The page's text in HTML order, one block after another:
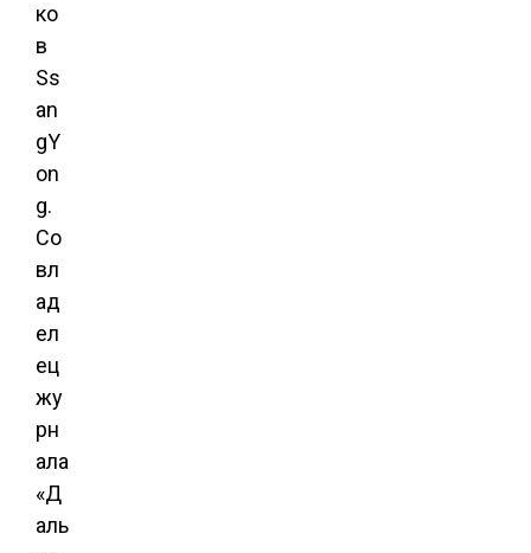
ко
в
Ss
an
gY
on
g.
Со
вл
ад
ел
ец
жу
рн
ала
«Д
аль